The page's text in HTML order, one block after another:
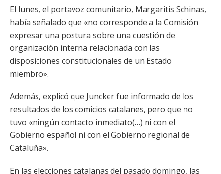
El lunes, el portavoz comunitario, Margaritis Schinas,
había señalado que «no corresponde a la Comisión
expresar una postura sobre una cuestión de
organización interna relacionada con las
disposiciones constitucionales de un Estado
miembro».
Además, explicó que Juncker fue informado de los
resultados de los comicios catalanes, pero que no
tuvo «ningún contacto inmediato(…) ni con el
Gobierno español ni con el Gobierno regional de
Cataluña».
En las elecciones catalanas del pasado domingo, las